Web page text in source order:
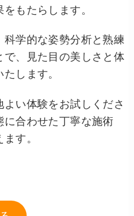
もたらします。
学的な姿勢分析と熟練
、見た目の美しさと体
します。
い体験をお試しくださ
に合わせた丁寧な施術
す。